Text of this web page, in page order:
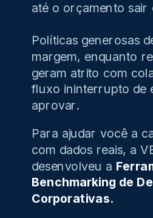
até o orçamento sair
Políticas generosas
margem, enquanto
geram atrito com
fluxo ininterrupto de
aprovar.
Para ajudar você a
com dados reais, a
desenvolveu a
Benchmarking de
Corporativas.